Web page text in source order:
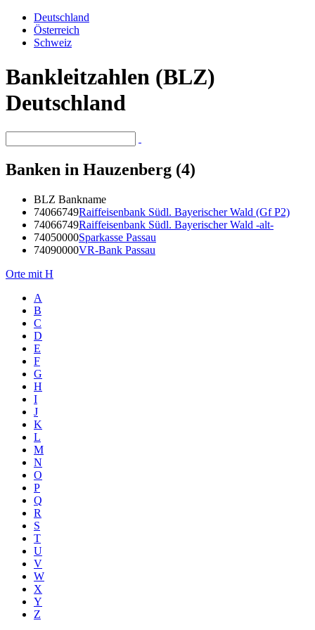
Deutschland
Österreich
Schweiz
Bankleitzahlen (BLZ)
Deutschland
Banken in Hauzenberg (4)
BLZ Bankname
74066749Raiffeisenbank Südl. Bayerischer Wald (Gf P2)
74066749Raiffeisenbank Südl. Bayerischer Wald -alt-
74050000Sparkasse Passau
74090000VR-Bank Passau
Orte mit H
A
B
C
D
E
F
G
H
I
J
K
L
M
N
O
P
Q
R
S
T
U
V
W
X
Y
Z